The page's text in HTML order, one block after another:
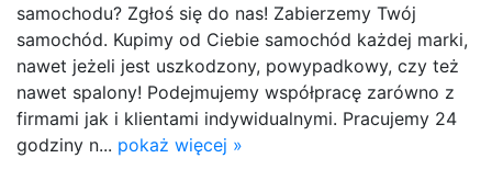
samochodu? Zgłoś się do nas! Zabierzemy Twój
samochód. Kupimy od Ciebie samochód każdej marki,
nawet jeżeli jest uszkodzony, powypadkowy, czy też
nawet spalony! Podejmujemy współpracę zarówno z
firmami jak i klientami indywidualnymi. Pracujemy 24
godziny n... pokaż więcej »